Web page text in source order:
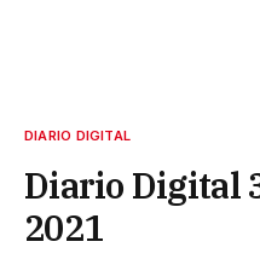
DIARIO DIGITAL
Diario Digital
2021